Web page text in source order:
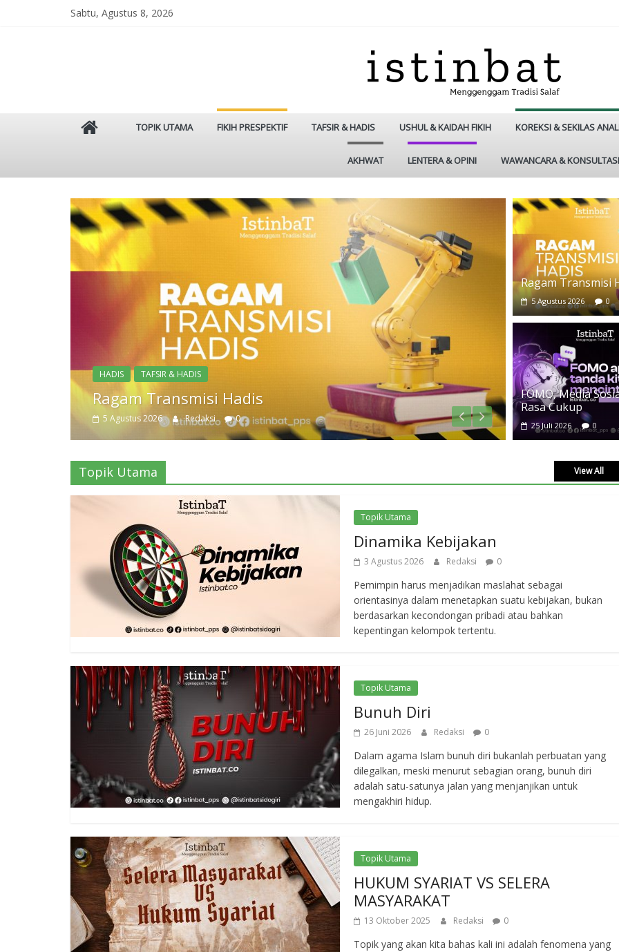
Sabtu, Agustus 8, 2026
Istinbat
Salaf
TOPIK UTAMA FIKIH PRESPEKTIF TAFSIR & HADIS USHUL & KAIDAH FIKIH KOREKSI & SEKILAS
AKHWAT LENTERA & OPINI WAWANCARA & KONSULTASI
Topik Utama
Dinamika Kebijakan
3 Agustus 2026 Redaksi 0
TASAWUF
25 Juli
Ragam Transmisi
5 Agustus 2026 0
FOMO, Media
Rasa Cukup
25 Juli 2026 0
Topik Utama View All
Topik Utama
Dinamika Kebijakan
3 Agustus 2026 Redaksi 0
Pemimpin harus menjadikan maslahat sebagai
orientasinya dalam menetapkan suatu kebijakan, bukan
berdasarkan kecondongan pribadi atau bahkan
kepentingan kelompok tertentu.
Topik Utama
Bunuh Diri
26 Juni 2026 Redaksi 0
Dalam agama Islam bunuh diri bukanlah perbuatan yang
dilegalkan, meski menurut sebagian orang, bunuh diri
adalah satu-satunya jalan yang menjanjikan untuk
mengakhiri hidup.
Topik Utama
HUKUM SYARIAT VS SELERA
MASYARAKAT
13 Oktober 2025 Redaksi 0
Topik yang akan kita bahas kali ini adalah fenomena yang